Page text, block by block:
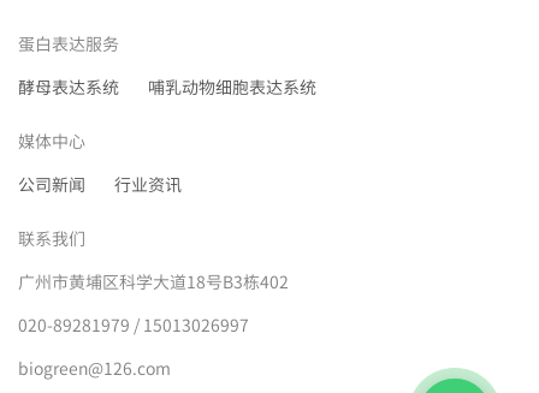
蛋白表达服务
酵母表达系统 哺乳动物细胞表达系统
媒体中心
公司新闻 行业资讯
联系我们
广州市黄埔区科学大道18号B3栋402
020-89281979 / 15013026997
biogreen@126.com